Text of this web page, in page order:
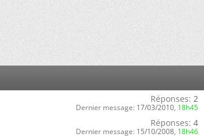
Réponses: 2
Dernier message: 17/03/2010, 18h45
Réponses: 4
Dernier message: 15/10/2008, 18h46